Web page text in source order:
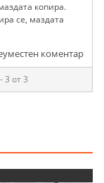
копира.
се, маздата
коментар
3 от 3